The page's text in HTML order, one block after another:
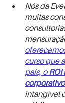
Nós da
muitas
curso que
país, o
intangível